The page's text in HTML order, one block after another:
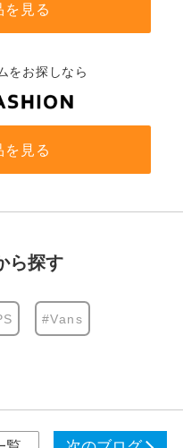
を見る
をお探しなら
を見る
ら探す
#Vans